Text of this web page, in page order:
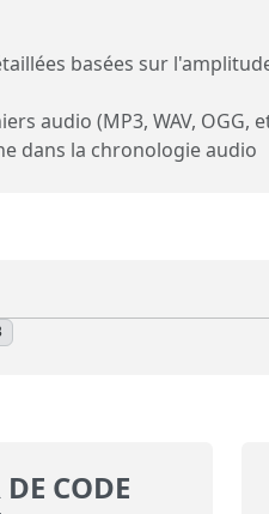
basées sur
audio (MP3, WAV, OGG,
dans la chronologie audio
CODE